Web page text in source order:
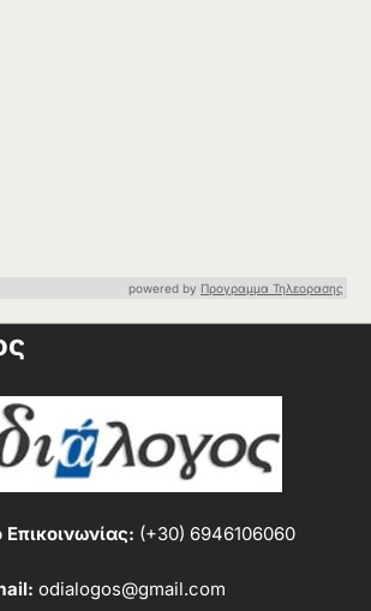
powered by Προγραμμα Τηλεορασης
(+30) 6946106060
odialogos@gmail.com